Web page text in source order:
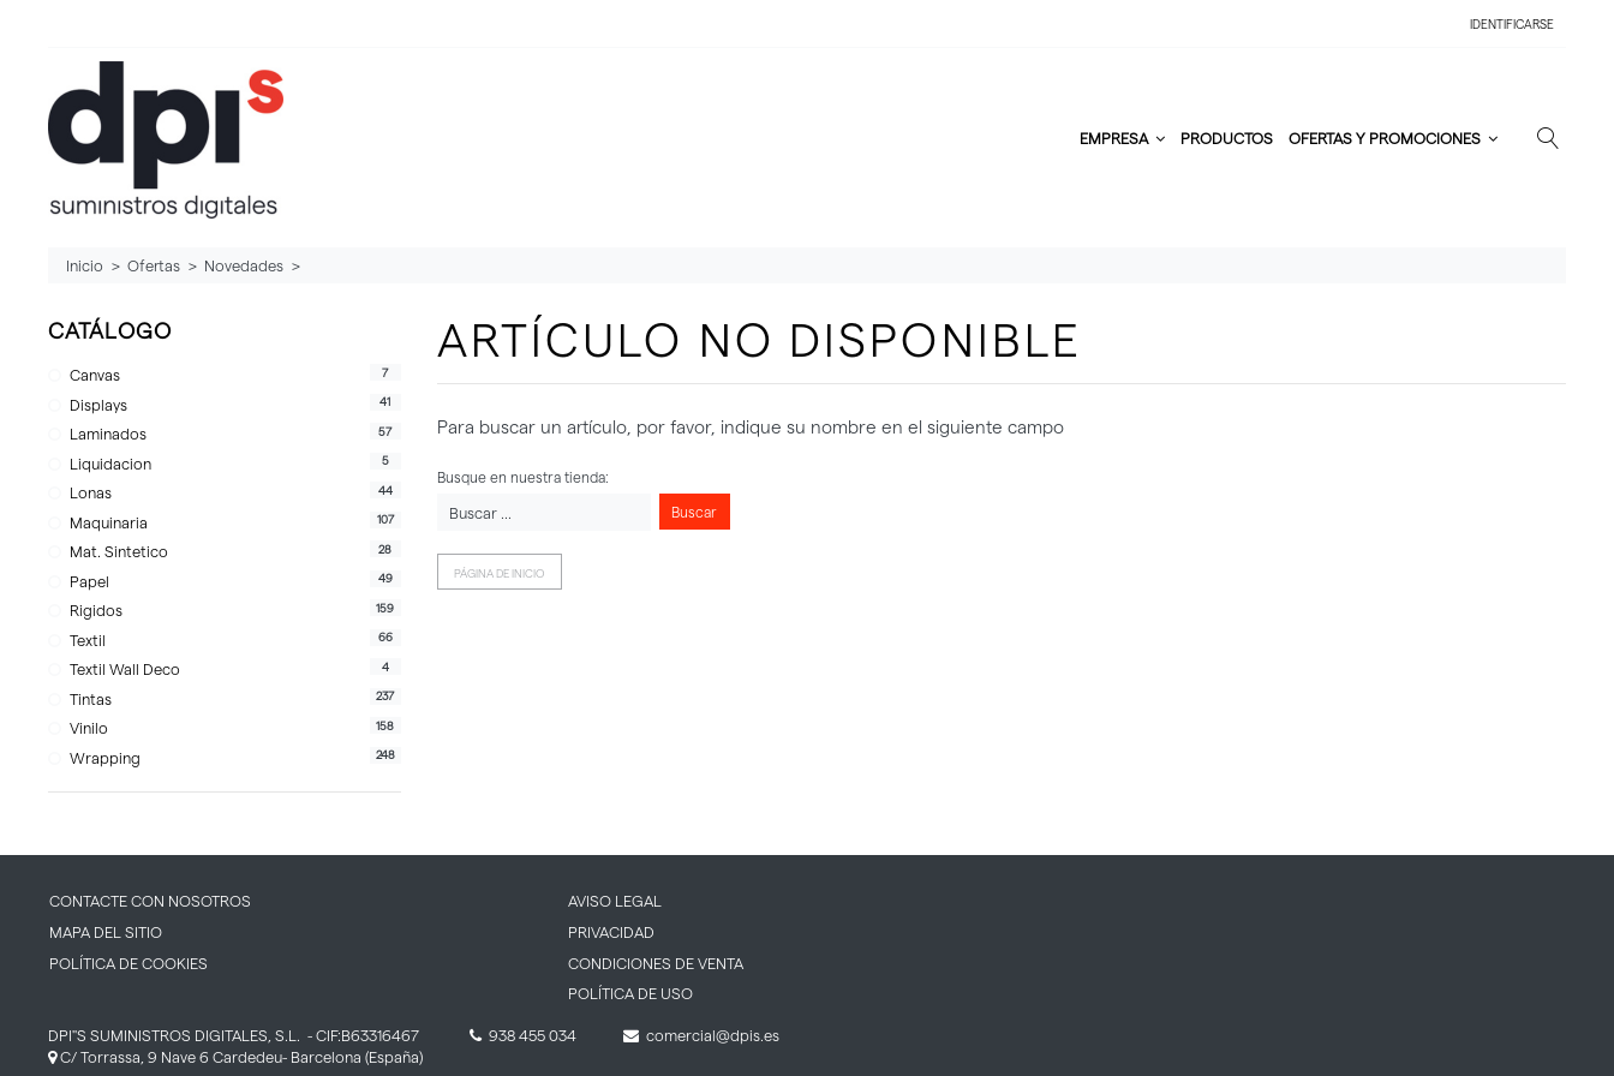
IDENTIFICARSE
EMPRESA PRODUCTOS OFERTAS Y PROMOCIONES
Inicio Ofertas Novedades
CATÁLOGO
Canvas 7
Displays 41
Laminados 57
Liquidacion 5
Lonas 44
Maquinaria 107
Mat. Sintetico 28
Papel 49
Rigidos 159
Textil 66
Textil Wall Deco 4
Tintas 237
Vinilo 158
Wrapping 248
ARTÍCULO NO DISPONIBLE
Para buscar un artículo, por favor, indique su nombre en el siguiente campo
Busque en nuestra tienda:
Buscar
PÁGINA DE INICIO
CONTACTE CON NOSOTROS
MAPA DEL SITIO
POLÍTICA DE COOKIES
AVISO LEGAL
PRIVACIDAD
CONDICIONES DE VENTA
POLÍTICA DE USO
DPI''S SUMINISTROS DIGITALES, S.L. - CIF:B63316467
C/ Torrassa, 9 Nave 6 Cardedeu- Barcelona (España)
938 455 034 comercial@dpis.es